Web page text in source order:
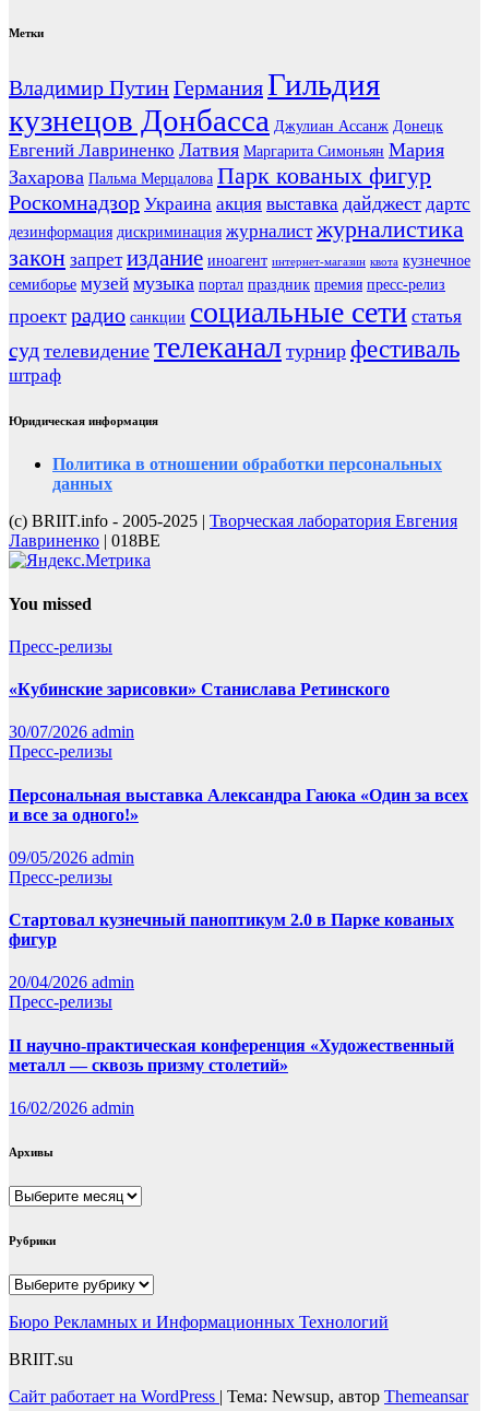
Метки
Владимир ПутинГерманияГильдия
кузнецов Донбасса Джулиан Ассанж Донецк
Евгений Лавриненко Латвия Маргарита Симоньян Мария
Захарова Пальма Мерцалова Парк кованых фигур
Роскомнадзор Украина акция выставка дайджест дартс
дезинформация дискриминация журналист журналистика
закон запрет издание иноагент интернет-магазин квота кузнечное
семиборье музей музыка портал праздник премия пресс-релиз
проект радио санкции социальные сети статья
суд телевидение телеканал турнир фестиваль
штраф
Юридическая информация
Политика в отношении обработки персональных
данных
(с) BRIIT.info - 2005-2025 | Творческая лаборатория Евгения
Лавриненко | 018BE
You missed
Пресс-релизы
«Кубинские зарисовки» Станислава Ретинского
30/07/2026 admin
Пресс-релизы
Персональная выставка Александра Гаюка «Один за всех
и все за одного!»
09/05/2026 admin
Пресс-релизы
Стартовал кузнечный паноптикум 2.0 в Парке кованых
фигур
20/04/2026 admin
Пресс-релизы
II научно-практическая конференция «Художественный
металл — сквозь призму столетий»
16/02/2026 admin
Архивы
Архивы
Рубрики
Рубрики
Бюро Рекламных и Информационных Технологий
BRIIT.su
Сайт работает на WordPress | Тема: Newsup, автор Themeansar